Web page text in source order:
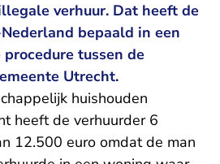
verhuur. Dat heeft de
bepaald in een
tussen de
Utrecht.
huishouden
heeft de verhuurder 6
12.500 euro omdat de man